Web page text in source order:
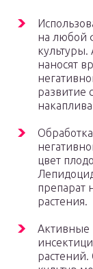
на любой
наносят
развитие
цвет
препарат
растения.
Активные
растений.